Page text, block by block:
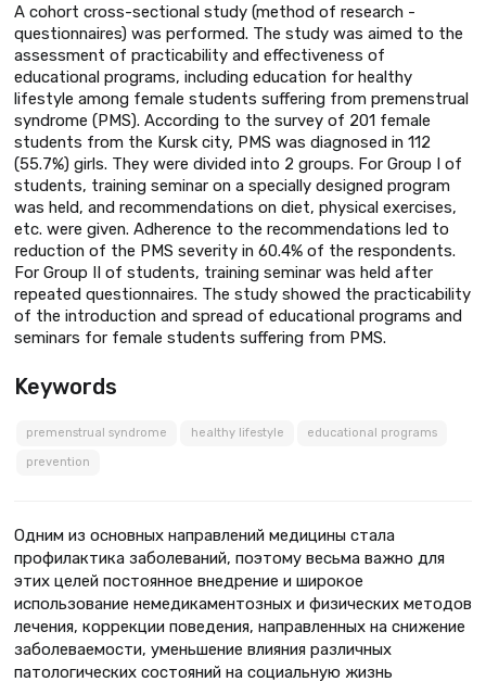
A cohort cross-sectional study (method of research -
questionnaires) was performed. The study was aimed to the
assessment of practicability and effectiveness of
educational programs, including education for healthy
lifestyle among female students suffering from premenstrual
syndrome (PMS). According to the survey of 201 female
students from the Kursk city, PMS was diagnosed in 112
(55.7%) girls. They were divided into 2 groups. For Group I of
students, training seminar on a specially designed program
was held, and recommendations on diet, physical exercises,
etc. were given. Adherence to the recommendations led to
reduction of the PMS severity in 60.4% of the respondents.
For Group II of students, training seminar was held after
repeated questionnaires. The study showed the practicability
of the introduction and spread of educational programs and
seminars for female students suffering from PMS.
Keywords
premenstrual syndrome healthy lifestyle educational programs
prevention
Одним из основных направлений медицины стала
профилактика заболеваний, поэтому весьма важно для
этих целей постоянное внедрение и широкое
использование немедикаментозных и физических методов
лечения, коррекции поведения, направленных на снижение
заболеваемости, уменьшение влияния различных
патологических состояний на социальную жизнь